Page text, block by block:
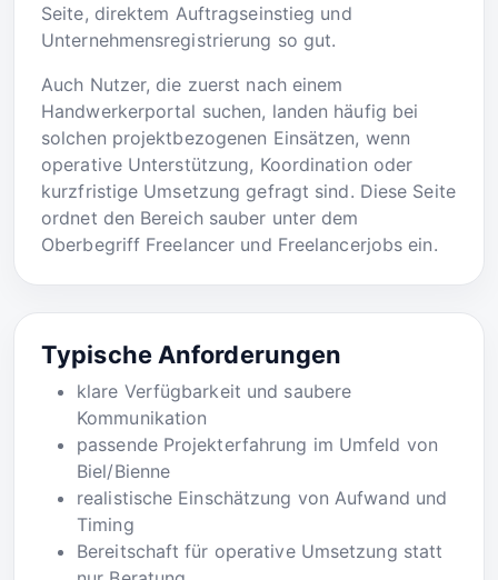
Seite, direktem Auftragseinstieg und
Unternehmensregistrierung so gut.
Auch Nutzer, die zuerst nach einem
Handwerkerportal suchen, landen häufig bei
solchen projektbezogenen Einsätzen, wenn
operative Unterstützung, Koordination oder
kurzfristige Umsetzung gefragt sind. Diese Seite
ordnet den Bereich sauber unter dem
Oberbegriff Freelancer und Freelancerjobs ein.
Typische Anforderungen
klare Verfügbarkeit und saubere
Kommunikation
passende Projekterfahrung im Umfeld von
Biel/Bienne
realistische Einschätzung von Aufwand und
Timing
Bereitschaft für operative Umsetzung statt